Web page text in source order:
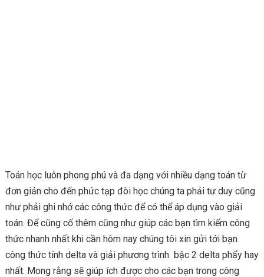
Toán học luôn phong phú và đa dạng với nhiều dạng toán từ
đơn giản cho đến phức tạp đòi học chúng ta phải tư duy cũng
như phải ghi nhớ các công thức để có thể áp dụng vào giải
toán. Để cũng cố thêm cũng như giúp các bạn tìm kiếm công
thức nhanh nhất khi cần hôm nay chúng tôi xin gửi tới bạn
công thức tính delta và giải phương trình bậc 2 delta phẩy hay
nhất. Mong rằng sẽ giúp ích được cho các bạn trong công